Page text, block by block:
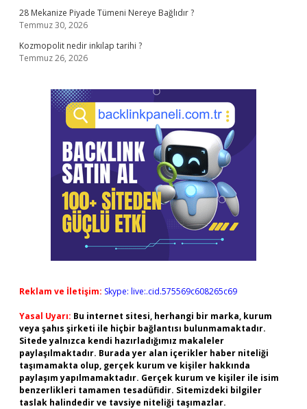
28 Mekanize Piyade Tümeni Nereye Bağlıdır ?
Temmuz 30, 2026
Kozmopolit nedir inkılap tarihi ?
Temmuz 26, 2026
Reklam ve İletişim: Skype: live:.cid.575569c608265c69
Yasal Uyarı: Bu internet sitesi, herhangi bir marka, kurum
veya şahıs şirketi ile hiçbir bağlantısı bulunmamaktadır.
Sitede yalnızca kendi hazırladığımız makaleler
paylaşılmaktadır. Burada yer alan içerikler haber niteliği
taşımamakta olup, gerçek kurum ve kişiler hakkında
paylaşım yapılmamaktadır. Gerçek kurum ve kişiler ile isim
benzerlikleri tamamen tesadüfidir. Sitemizdeki bilgiler
taslak halindedir ve tavsiye niteliği taşımazlar.